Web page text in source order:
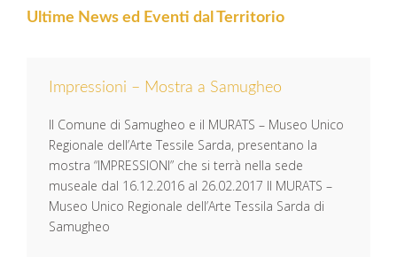
Ultime News ed Eventi dal Territorio
Impressioni – Mostra a Samugheo
Il Comune di Samugheo e il MURATS – Museo Unico
Regionale dell’Arte Tessile Sarda, presentano la
mostra “IMPRESSIONI” che si terrà nella sede
museale dal 16.12.2016 al 26.02.2017 Il MURATS –
Museo Unico Regionale dell’Arte Tessila Sarda di
Samugheo